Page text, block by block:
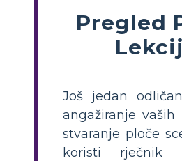
Pregled
Još jedan
angažiranje
stvaranje ploče
koristi